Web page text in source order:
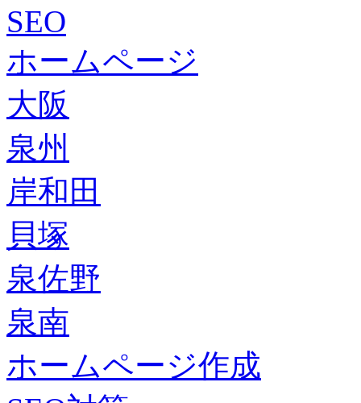
SEO
ホームページ
大阪
泉州
岸和田
貝塚
泉佐野
泉南
ホームページ作成